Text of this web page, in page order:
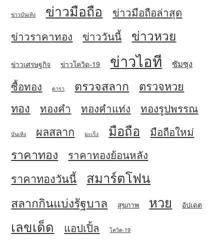
ข่าวบันเทิง ข่าวมือถือ
ข่าวมือถือล่าสุด
ข่าวราคาทอง
ข่าววันนี้ ข่าวหวย
ข่าวเศรษฐกิจ ข่าวโควิด-19 ข่าวไอที ซัมซุง
ซื้อทอง ดารา ตรวจสลาก
ตรวจหวย
ทอง
ทองคำ ทองคำแท่ง ทองรูปพรรณ
บันเทิง ผลสลาก มะเร็ง มือถือ มือถือใหม่
ราคาทอง ราคาทองย้อนหลัง
ราคาทองวันนี้ สมาร์ตโฟน
สลากกินแบ่งรัฐบาล สุขภาพ หวย อัปเดต
เลขเด็ด แอปเปิ้ล โควิด-19